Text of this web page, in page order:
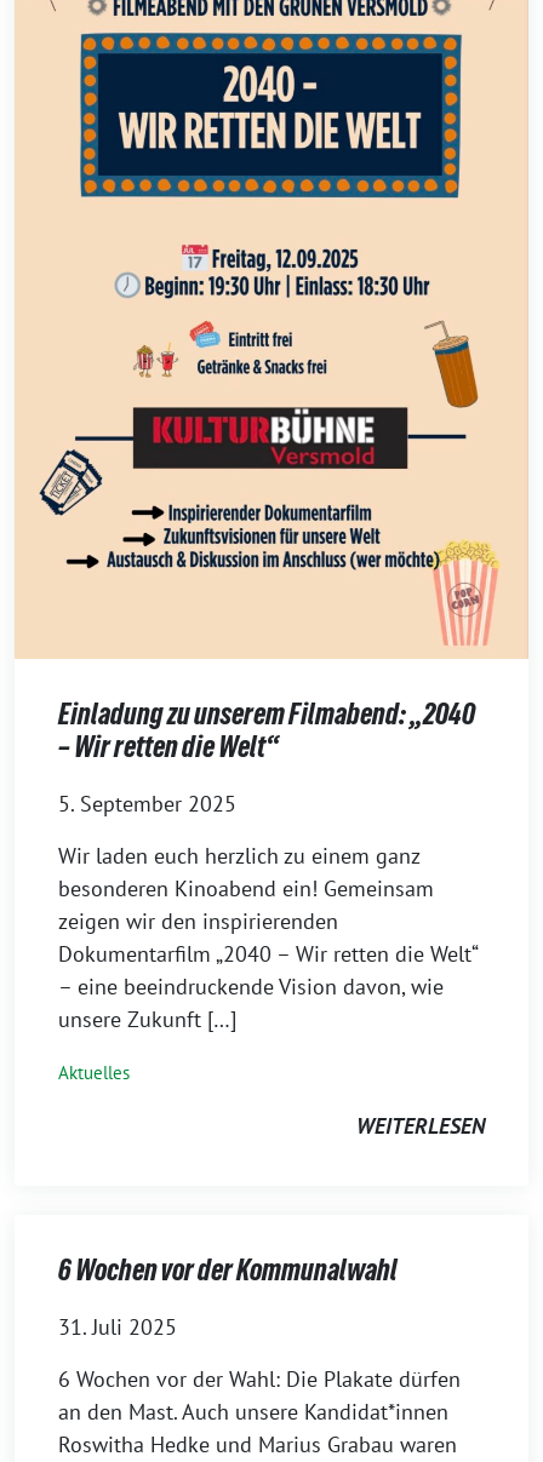
Einladung zu unserem Filmabend: „2040
– Wir retten die Welt“
5. September 2025
Wir laden euch herzlich zu einem ganz
besonderen Kinoabend ein! Gemeinsam
zeigen wir den inspirierenden
Dokumentarfilm „2040 – Wir retten die Welt“
– eine beeindruckende Vision davon, wie
unsere Zukunft […]
Aktuelles
WEITERLESEN
6 Wochen vor der Kommunalwahl
31. Juli 2025
6 Wochen vor der Wahl: Die Plakate dürfen
an den Mast. Auch unsere Kandidat*innen
Roswitha Hedke und Marius Grabau waren